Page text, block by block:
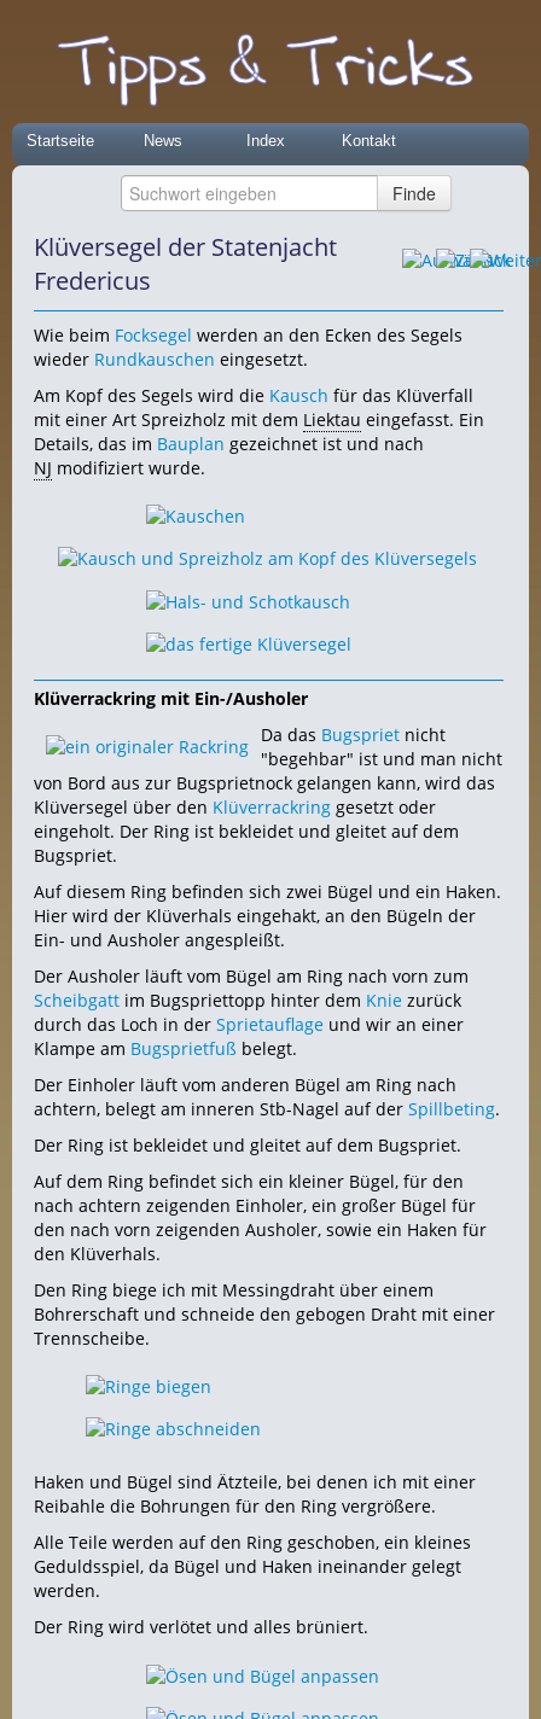
Startseite News Index Kontakt
Klüversegel der Statenjacht
Fredericus
Wie beim Focksegel werden an den Ecken des Segels
wieder Rundkauschen eingesetzt.
Am Kopf des Segels wird die Kausch für das Klüverfall
mit einer Art Spreizholz mit dem Liektau eingefasst. Ein
Details, das im Bauplan gezeichnet ist und nach
NJ modifiziert wurde.
Klüverrackring mit Ein-/Ausholer
Da das Bugspriet nicht
"begehbar" ist und man nicht
von Bord aus zur Bugsprietnock gelangen kann, wird das
Klüversegel über den Klüverrackring gesetzt oder
eingeholt. Der Ring ist bekleidet und gleitet auf dem
Bugspriet.
Auf diesem Ring befinden sich zwei Bügel und ein Haken.
Hier wird der Klüverhals eingehakt, an den Bügeln der
Ein- und Ausholer angespleißt.
Der Ausholer läuft vom Bügel am Ring nach vorn zum
Scheibgatt im Bugspriettopp hinter dem Knie zurück
durch das Loch in der Sprietauflage und wir an einer
Klampe am Bugsprietfuß belegt.
Der Einholer läuft vom anderen Bügel am Ring nach
achtern, belegt am inneren Stb-Nagel auf der Spillbeting.
Der Ring ist bekleidet und gleitet auf dem Bugspriet.
Auf dem Ring befindet sich ein kleiner Bügel, für den
nach achtern zeigenden Einholer, ein großer Bügel für
den nach vorn zeigenden Ausholer, sowie ein Haken für
den Klüverhals.
Den Ring biege ich mit Messingdraht über einem
Bohrerschaft und schneide den gebogen Draht mit einer
Trennscheibe.
Haken und Bügel sind Ätzteile, bei denen ich mit einer
Reibahle die Bohrungen für den Ring vergrößere.
Alle Teile werden auf den Ring geschoben, ein kleines
Geduldsspiel, da Bügel und Haken ineinander gelegt
werden.
Der Ring wird verlötet und alles brüniert.